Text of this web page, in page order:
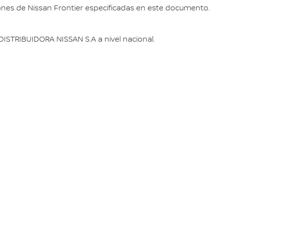
de Nissan Frontier especificadas en este documento.
NISSAN S.A a nivel nacional.